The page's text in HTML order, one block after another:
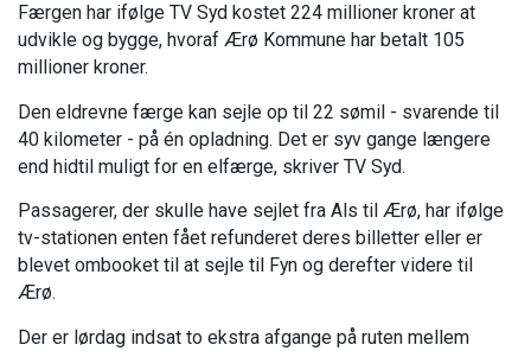
Færgen har ifølge TV Syd kostet 224 millioner kroner at
udvikle og bygge, hvoraf Ærø Kommune har betalt 105
millioner kroner.
Den eldrevne færge kan sejle op til 22 sømil - svarende til
40 kilometer - på én opladning. Det er syv gange længere
end hidtil muligt for en elfærge, skriver TV Syd.
Passagerer, der skulle have sejlet fra Als til Ærø, har ifølge
tv-stationen enten fået refunderet deres billetter eller er
blevet ombooket til at sejle til Fyn og derefter videre til
Ærø.
Der er lørdag indsat to ekstra afgange på ruten mellem